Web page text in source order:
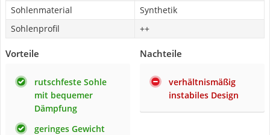
Sohlenmaterial
Synthetik
Sohlenprofil
++
Vorteile
rutschfeste Sohle
mit bequemer
Dämpfung
geringes Gewicht
Nachteile
verhältnismäßig
instabiles Design